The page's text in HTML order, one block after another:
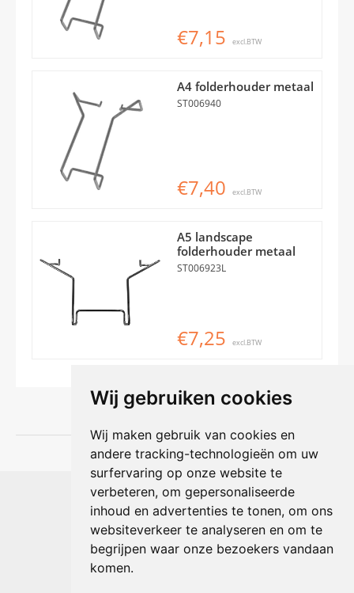
Wij gebruiken cookies
Wij maken gebruik van cookies en
andere tracking-technologieën om uw
surfervaring op onze website te
verbeteren, om gepersonaliseerde
inhoud en advertenties te tonen, om ons
websiteverkeer te analyseren en om te
begrijpen waar onze bezoekers vandaan
komen.
€7,15 excl.BTW
A4 folderhouder metaal
ST006940
€7,40 excl.BTW
A5 landscape
folderhouder metaal
ST006923L
€7,25 excl.BTW
Shophouse online
Max Planckstraat 4
6716 BE Ede, Nederland
Telefoon:+31(0)318 618 121
E-mail: info@shophouse.nl
Geopend: ma t/m vr 09:00-17:00 uur